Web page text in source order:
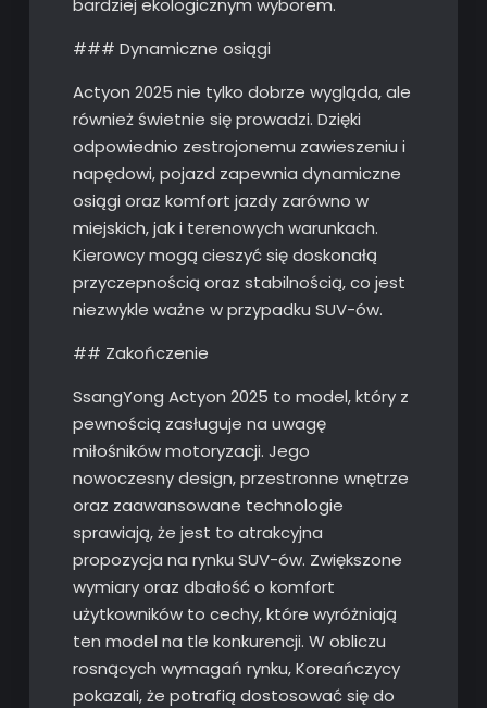
bardziej ekologicznym wyborem.
### Dynamiczne osiągi
Actyon 2025 nie tylko dobrze wygląda, ale
również świetnie się prowadzi. Dzięki
odpowiednio zestrojonemu zawieszeniu i
napędowi, pojazd zapewnia dynamiczne
osiągi oraz komfort jazdy zarówno w
miejskich, jak i terenowych warunkach.
Kierowcy mogą cieszyć się doskonałą
przyczepnością oraz stabilnością, co jest
niezwykle ważne w przypadku SUV-ów.
## Zakończenie
SsangYong Actyon 2025 to model, który z
pewnością zasługuje na uwagę
miłośników motoryzacji. Jego
nowoczesny design, przestronne wnętrze
oraz zaawansowane technologie
sprawiają, że jest to atrakcyjna
propozycja na rynku SUV-ów. Zwiększone
wymiary oraz dbałość o komfort
użytkowników to cechy, które wyróżniają
ten model na tle konkurencji. W obliczu
rosnących wymagań rynku, Koreańczycy
pokazali, że potrafią dostosować się do